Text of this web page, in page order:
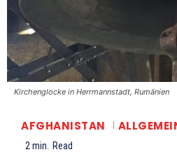
Kirchenglocke in Herrmannstadt, Rumänien
AFGHANISTAN
2min. Read